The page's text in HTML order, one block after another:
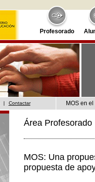
Profesorado
| Contactar MOS en
Área
MOS: Una
propuesta de